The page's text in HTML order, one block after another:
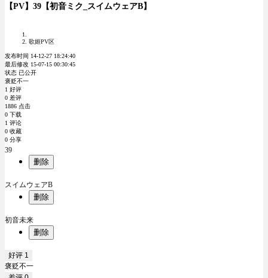
【PV】39【初音ミク_スイムウェアB】
歌姬PV区
发布时间 14-12-27 18:24:40
最后修改 15-07-15 00:30:45
状态 已公开
褒贬不一
1 好评
0 差评
1886 点击
0 下载
1 评论
0 收藏
0 分享
39
删除
スイムウェアB
删除
初音未来
删除
好评 1
褒贬不一